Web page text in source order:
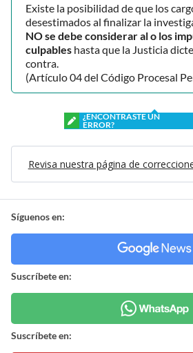
Existe la posibilidad de que los
desestimados al finalizar la
NO se debe considerar al o los
culpables hasta que la Justicia
contra.
(Artículo 04 del Código Procesal
¿ENCONTRASTE UN
ERROR?
Revisa nuestra página de
Síguenos en:
Suscríbete en:
Suscríbete en: